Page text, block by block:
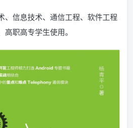
、信息技术、通信工程、软件工程
职高专学生使用。